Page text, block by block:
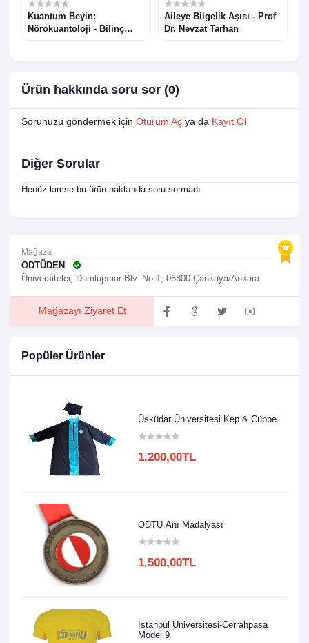
Mağaza
ODTÜDEN
Üniversiteler, Dumlupınar Blv. No:1, 06800 Çankaya/Ankara
Mağazayı Ziyaret Et
Popüler Ürünler
Üsküdar Üniversitesi Kep & Cübbe
1.200,00TL
ODTÜ Anı Madalyası
1.500,00TL
Istanbul Üniversitesi-Cerrahpasa
Model 9
Kuantum Beyin:
Nörokuantoloji - Bilinç
Aileye Bilgelik Aşısı - Prof
Dr. Nevzat Tarhan
Ürün hakkında soru sor (0)
Sorunuzu göndermek için Oturum Aç ya da Kayıt Ol
Diğer Sorular
Henüz kimse bu ürün hakkında soru sormadı